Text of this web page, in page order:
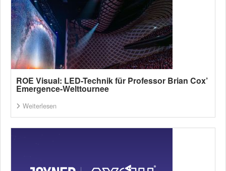
ROE Visual: LED-Technik für Professor Brian Cox’
Emergence-Welttournee
Weiterlesen